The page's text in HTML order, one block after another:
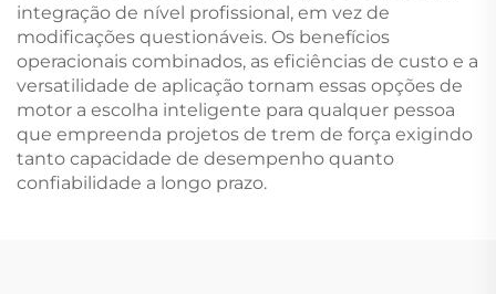
integração de nível profissional, em vez de
modificações questionáveis. Os benefícios
operacionais combinados, as eficiências de custo e a
versatilidade de aplicação tornam essas opções de
motor a escolha inteligente para qualquer pessoa
que empreenda projetos de trem de força exigindo
tanto capacidade de desempenho quanto
confiabilidade a longo prazo.